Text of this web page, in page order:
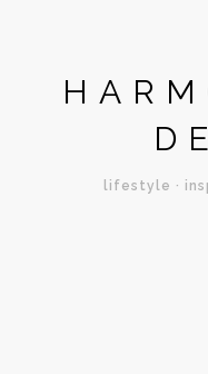
lifestyle ·